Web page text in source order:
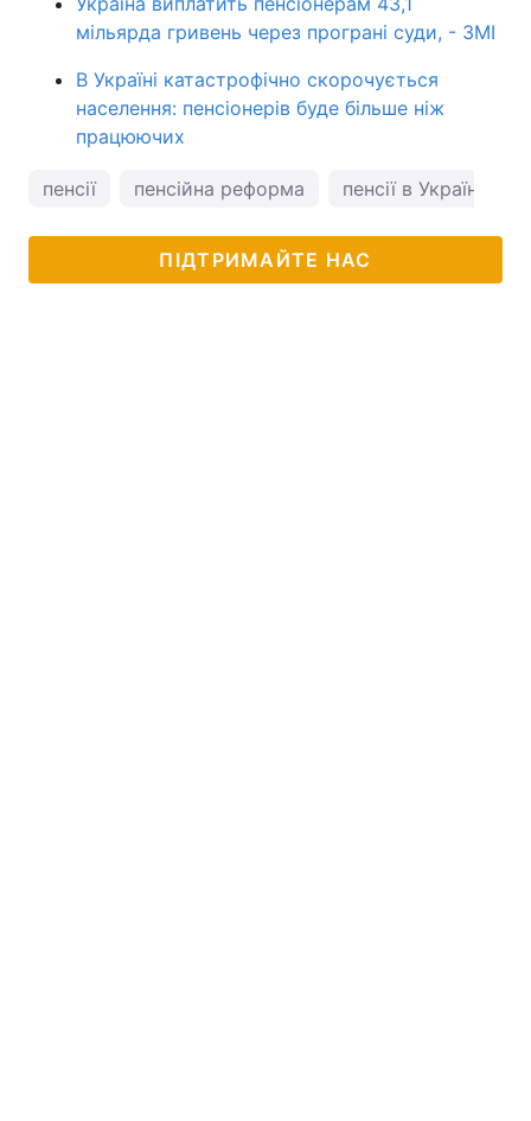
мільярда гривень через програні суди, - ЗМІ
В Україні катастрофічно скорочується
населення: пенсіонерів буде більше ніж
працюючих
пенсії пенсійна реформа пенсії в Україні
ПІДТРИМАЙТЕ НАС